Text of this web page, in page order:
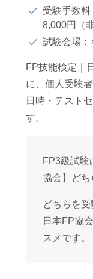
受験手数
8,000円（
試験会場：
FP技能検定｜
に、個人受験
日時・テスト
す。
FP3級試験
協会】どち
どちらを受
日本FP協
スメです。